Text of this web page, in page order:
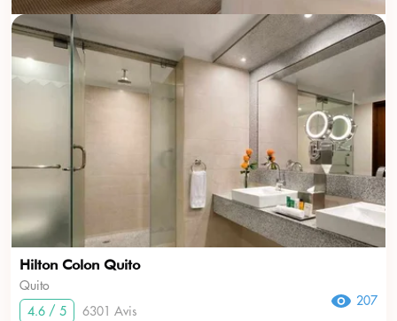
Hilton Colon Quito
Quito
4.6 / 5
6301 Avis
207